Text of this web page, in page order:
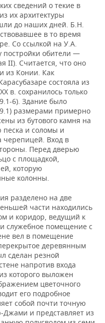
сведений о текие в
их архитектуры
до наших дней. Б.Н.
в то время
Со ссылкой на У.А.
постройки обители —
II). Считается, что оно
из Конии. Как
состояла из
в. сохранилось только
6). Здание было
размерами примерно
из бутового камня на
песка и соломы и
Вход в
Перед дверью
с площадкой,
которую
колонны.
разделено на две
части находились
и коридор, ведущий к
служебное помещение с
вел в помещение
деревянным
сделан резной
напротив входа
которого выложен
цветочного
его подробное
собой почти точную
и представляет из